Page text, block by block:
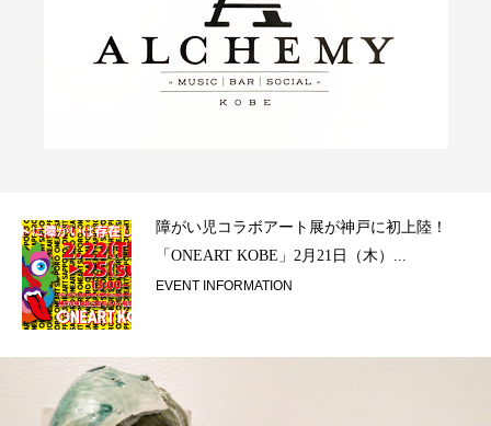
障がい児コラボアート展が神戸に初上陸！
「ONEART KOBE」2月21日（木）...
EVENT INFORMATION